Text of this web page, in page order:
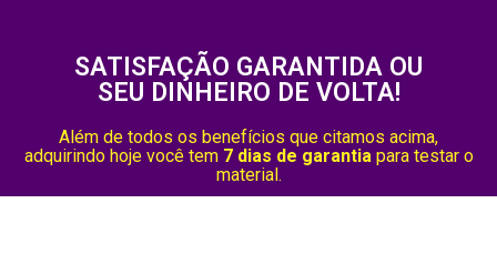
SATISFAÇÃO GARANTIDA OU
SEU DINHEIRO DE VOLTA!
Além de todos os benefícios que citamos acima,
adquirindo hoje você tem7 dias de garantia para testar o
material.